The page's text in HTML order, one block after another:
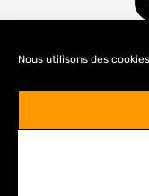
Nous utilisons des